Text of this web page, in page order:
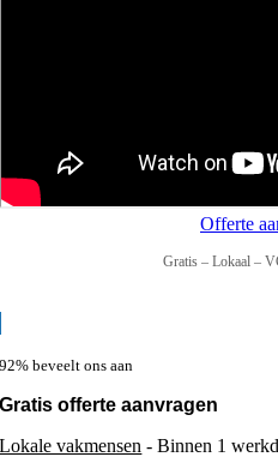
Offerte
Gratis – Lokaal –
92% beveelt ons aan
Gratis offerte aanvragen
Lokale vakmensen - Binnen 1